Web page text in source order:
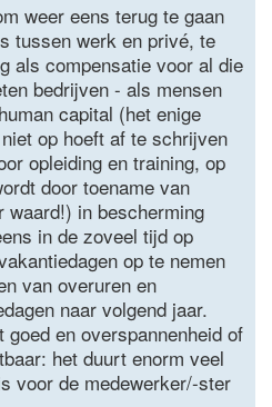
weer eens terug te gaan
tussen werk en privé, te
als compensatie voor al die
bedrijven - als mensen
capital (het enige
op hoeft af te schrijven
opleiding en training, op
door toename van
waard!) in bescherming
in de zoveel tijd op
op te nemen
van overuren en
naar volgend jaar.
en overspannenheid of
het duurt enorm veel
voor de medewerker/-ster